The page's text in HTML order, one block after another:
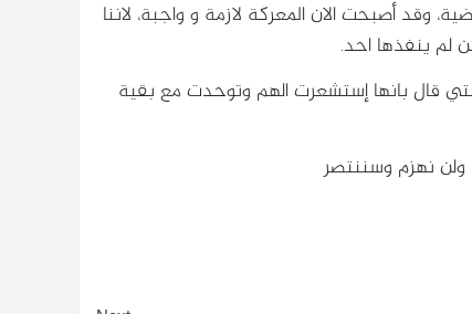
وقد أصبحت الان المعركة لازمة و واجبة، لاننا
لم ينفذها احد.
قال بانها إستشعرت الهم وتوحدت مع بقية
ولن نهزم وسننتصر